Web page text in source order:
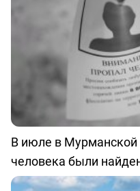
В июле в Мурманской
человека были